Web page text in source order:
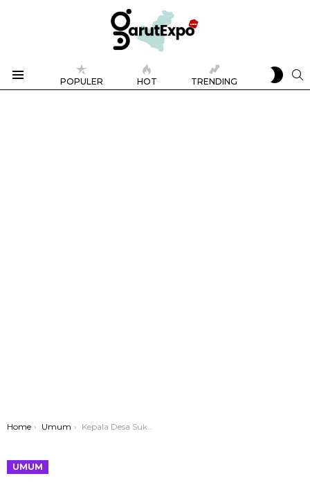
POPULER HOT TRENDING
SKIN
You are here:
Home Umum Kepala Desa Sukajaya Garut Ucapkan Selamat Tahun Baru 2024
UMUM